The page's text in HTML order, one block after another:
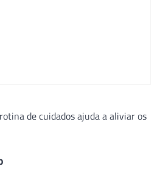
de cuidados ajuda a aliviar os